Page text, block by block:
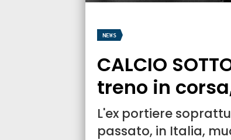
NEWS
CALCIO
treno in
L'ex portiere
passato, in Italia,